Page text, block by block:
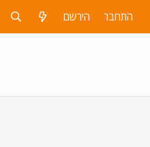
התחבר הירשם